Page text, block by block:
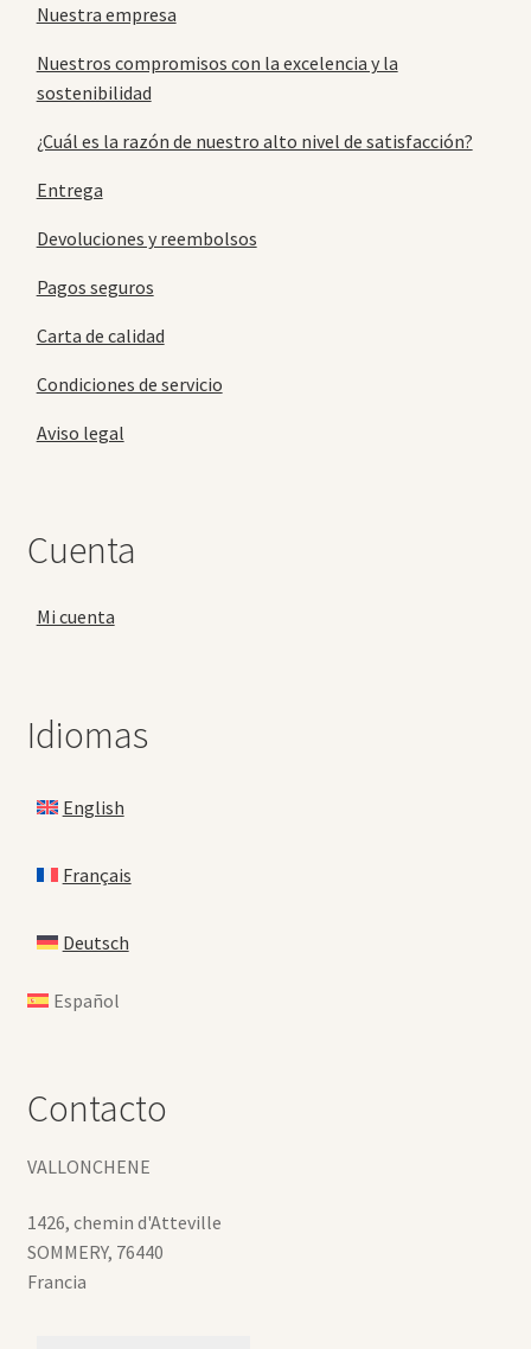
Nuestra empresa
Nuestros compromisos con la excelencia y la
sostenibilidad
¿Cuál es la razón de nuestro alto nivel de satisfacción?
Entrega
Devoluciones y reembolsos
Pagos seguros
Carta de calidad
Condiciones de servicio
Aviso legal
Cuenta
Mi cuenta
Idiomas
English
Français
Deutsch
Español
Contacto
VALLONCHENE
1426, chemin d'Atteville
SOMMERY, 76440
Francia